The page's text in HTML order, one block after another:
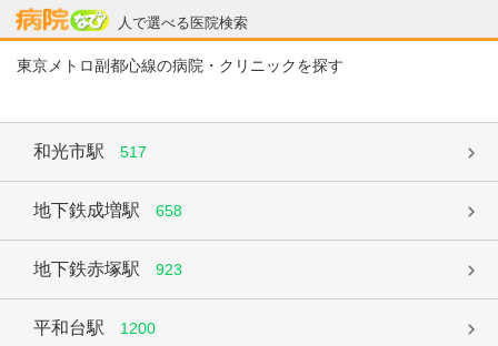
人で選べる医院検索
病院なび
東京メトロ副都心線の病院・クリニックを探す
和光市駅 517
地下鉄成増駅 658
地下鉄赤塚駅 923
平和台駅 1200